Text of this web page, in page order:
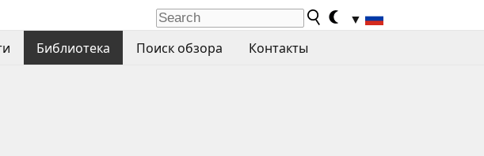
▼
Библиотека Поиск обзора Контакты